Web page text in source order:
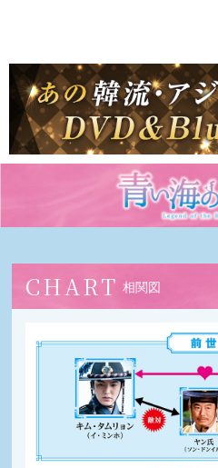
CHART 相関図